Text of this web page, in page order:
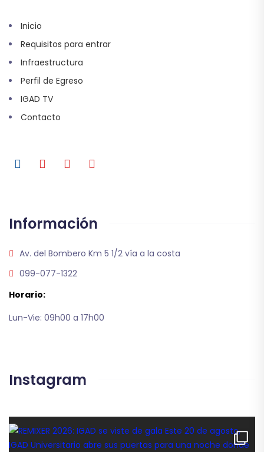
Inicio
Requisitos para entrar
Infraestructura
Perfil de Egreso
IGAD TV
Contacto
Información
Av. del Bombero Km 5 1/2 vía a la costa
099-077-1322
Horario:
Lun-Vie: 09h00 a 17h00
Instagram